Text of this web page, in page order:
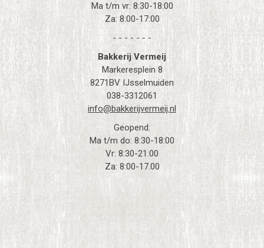
Ma t/m vr: 8:30-18:00
Za: 8:00-17:00
- - - - - - -
Bakkerij Vermeij
Markeresplein 8
8271BV IJsselmuiden
038-3312061
info@bakkerijvermeij.nl
Geopend:
Ma t/m do: 8:30-18:00
Vr: 8:30-21:00
Za: 8:00-17.00